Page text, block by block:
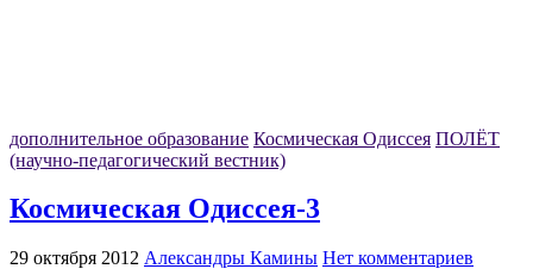
дополнительное образование Космическая Одиссея ПОЛЁТ
(научно-педагогический вестник)
Космическая Одиссея-3
29 октября 2012 Александры Камины Нет комментариев